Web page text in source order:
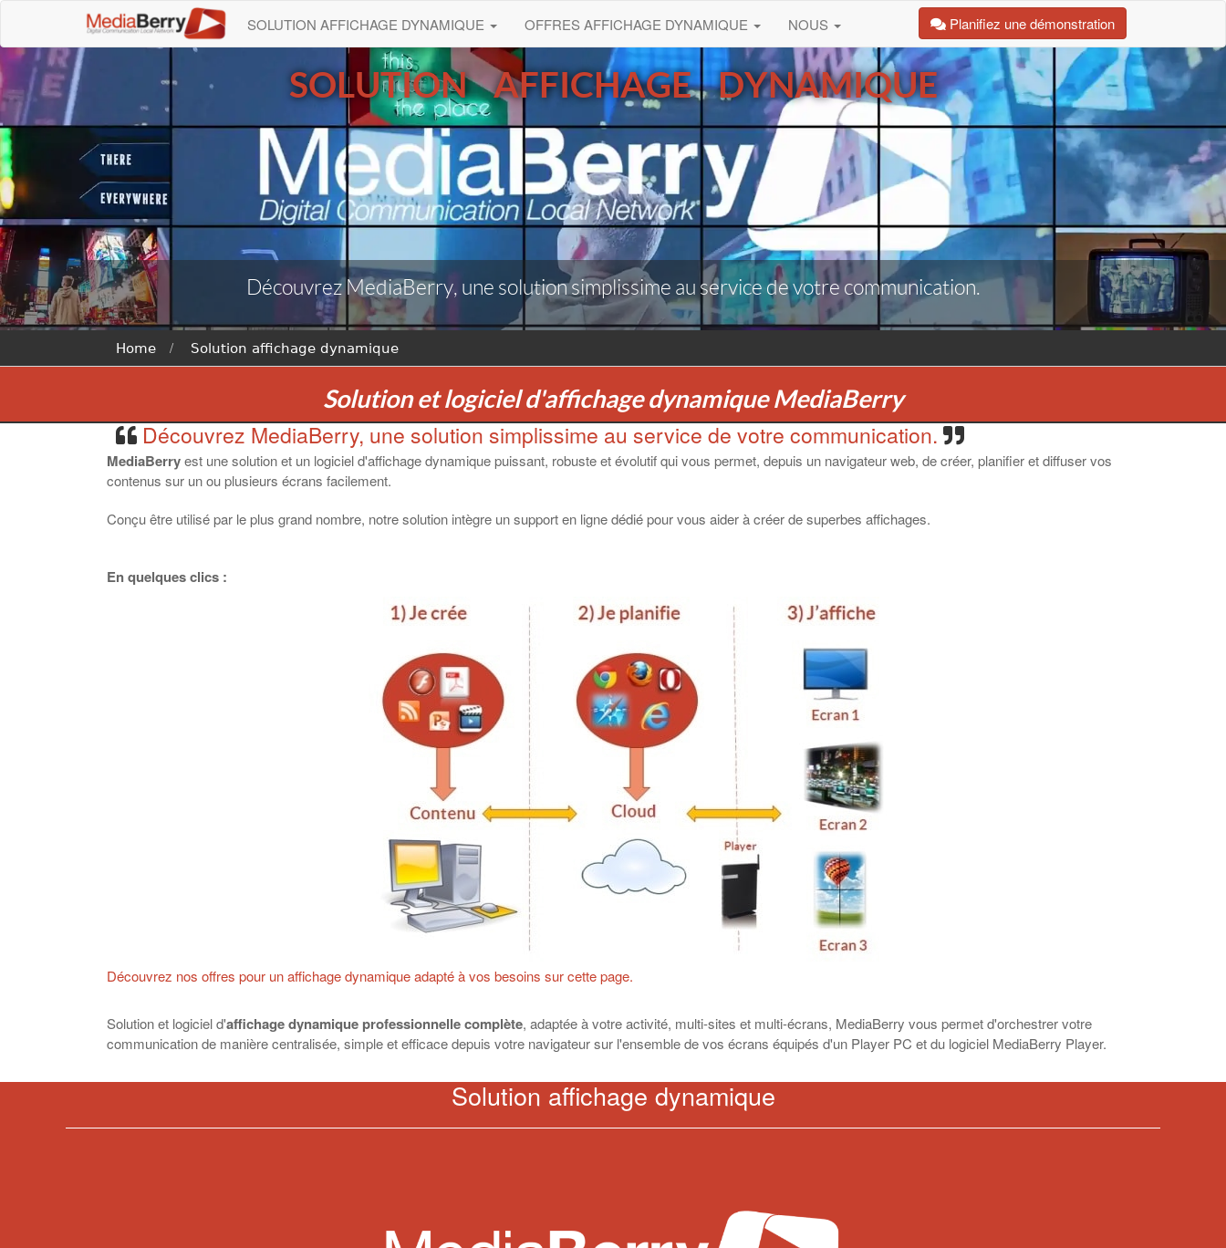
Planifiez une démonstration
SOLUTION AFFICHAGE DYNAMIQUE OFFRES AFFICHAGE DYNAMIQUE NOUS
SOLUTION AFFICHAGE DYNAMIQUE
Découvrez MediaBerry, une solution simplissime au service de votre communication.
Home Solution affichage dynamique
Solution et logiciel d'affichage dynamique MediaBerry
Découvrez MediaBerry, une solution simplissime au service de votre communication.
MediaBerryest une solution et un logiciel d'affichage dynamique puissant, robuste et évolutif qui vous permet, depuis un navigateur web, de créer, planifier et diffuser vos
contenus sur un ou plusieurs écrans facilement.
Conçu être utilisé par le plus grand nombre, notre solution intègre un support en ligne dédié pour vous aider à créer de superbes affichages.
En quelques clics :
Découvrez nos offres pour un affichage dynamique adapté à vos besoins sur cette page.
Solution et logiciel d'affichage dynamique professionnelle complète, adaptée à votre activité, multi-sites et multi-écrans, MediaBerry vous permet d'orchestrer votre
communication de manière centralisée, simple et efficace depuis votre navigateur sur l'ensemble de vos écrans équipés d'un Player PC et du logiciel MediaBerry Player.
Solution affichage dynamique